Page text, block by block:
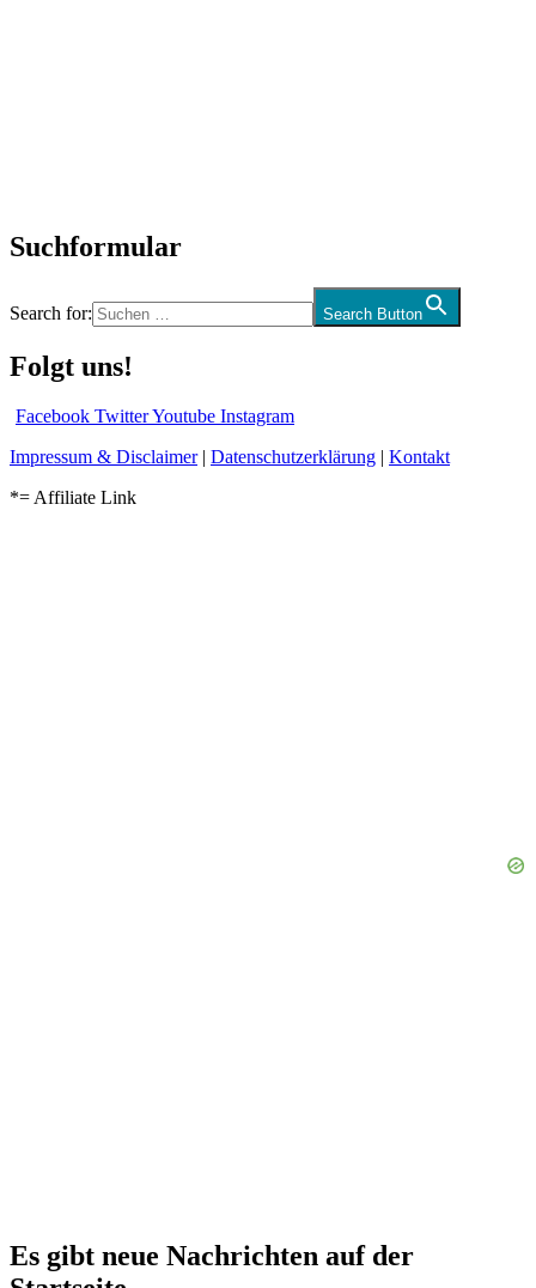
Suchformular
Search for: Search Button
Folgt uns!
Facebook TwitterYoutube Instagram
Impressum & Disclaimer| Datenschutzerklärung | Kontakt
*= Affiliate Link
Es gibt neue Nachrichten auf der